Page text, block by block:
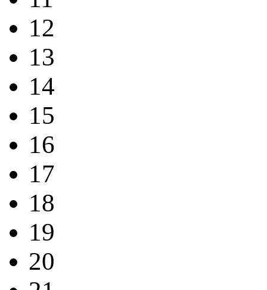
12
13
14
15
16
17
18
19
20